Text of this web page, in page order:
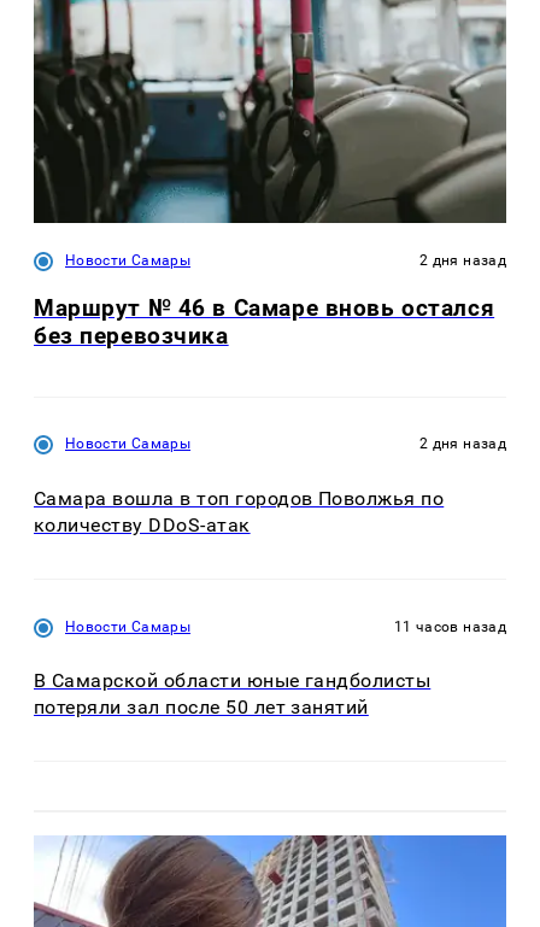
Новости Самары 2 дня назад
Маршрут № 46 в Самаре вновь остался
без перевозчика
Новости Самары 2 дня назад
Самара вошла в топ городов Поволжья по
количеству DDoS-атак
Новости Самары 11 часов назад
В Самарской области юные гандболисты
потеряли зал после 50 лет занятий